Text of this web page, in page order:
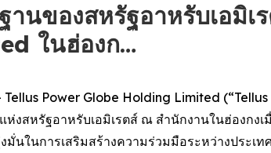
นของสหรัฐอาหรับเอมิเ
ในฮ่องก…
Tellus Power Globe Holding Limited
สหรัฐอาหรับเอมิเรตส์ ณ สำนักงานในฮ่องกง
นในการเสริมสร้างความร่วมมือระหว่างประเ